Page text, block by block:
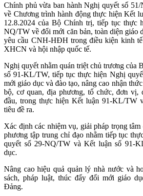
Chính phủ vừa ban hành Nghị quyết số
về Chương trình hành động thực hiện Kết
12.8.2024 của Bộ Chính trị, tiếp tục thực
NQ/TW về đổi mới căn bản, toàn diện giáo
yêu cầu CNH-HĐH trong điều kiện kinh
XHCN và hội nhập quốc tế.
Nghị quyết nhằm quán triệt chủ trương của
số 91-KL/TW, tiếp tục thực hiện Nghị
mới giáo dục và đào tạo, nâng cao nhận
bộ, cơ quan, địa phương, tổ chức, đơn vị,
đầu, trong thực hiện Kết luận 91-KL/TW
tiêu đề ra.
Xác định các nhiệm vụ, giải pháp trọng tâm
phương tập trung chỉ đạo nhằm tiếp tục
quyết số 29-NQ/TW và Kết luận số 91-
dục.
Nâng cao hiệu quả quản lý nhà nước và
sách, pháp luật, thúc đẩy đổi mới giáo
Đảng.